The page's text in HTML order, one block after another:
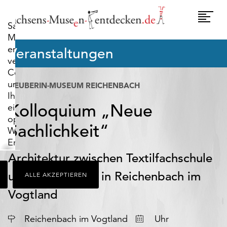
Sachsens-
Museen-
entdecken.de
verwendet
Cookies,
um
Ihnen
ein
optimales
Webseiten-
Erlebnis
zu
bieten.
Dazu
zählen
Cookies,
die
für
ALLE AKZEPTIEREN
Veranstaltungen
NEUBERIN-MUSEUM REICHENBACH
Kolloquium „Neue
Sachlichkeit“
Architektur zwischen Textilfachschule
und Wasserturm in Reichenbach im
Vogtland
Reichenbach im Vogtland DatumUhr